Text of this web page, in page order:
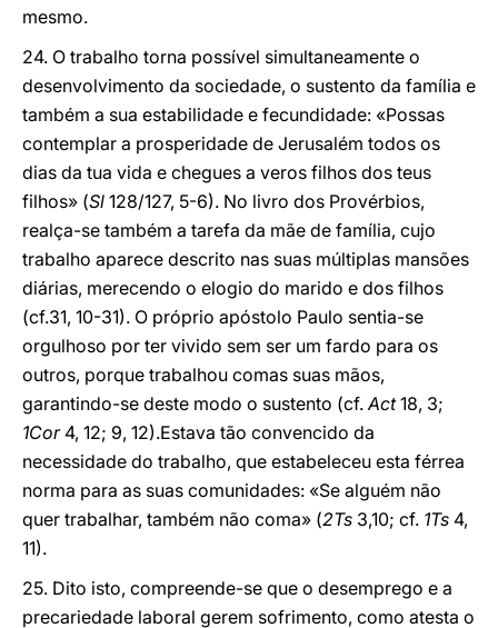
mesmo.
24. O trabalho torna possível simultaneamente o
desenvolvimento da sociedade, o sustento da família e
também a sua estabilidade e fecundidade: «Possas
contemplar a prosperidade de Jerusalém todos os
dias da tua vida e chegues a veros filhos dos teus
filhos» (Sl 128/127, 5-6). No livro dos Provérbios,
realça-se também a tarefa da mãe de família, cujo
trabalho aparece descrito nas suas múltiplas mansões
diárias, merecendo o elogio do marido e dos filhos
(cf.31, 10-31). O próprio apóstolo Paulo sentia-se
orgulhoso por ter vivido sem ser um fardo para os
outros, porque trabalhou comas suas mãos,
garantindo-se deste modo o sustento (cf.Act18, 3;
1Cor4, 12; 9, 12).Estava tão convencido da
necessidade do trabalho, que estabeleceu esta férrea
norma para as suas comunidades: «Se alguém não
quer trabalhar, também não coma» (2Ts 3,10; cf. 1Ts 4,
11).
25. Dito isto, compreende-se que o desemprego e a
precariedade laboral gerem sofrimento, como atesta o